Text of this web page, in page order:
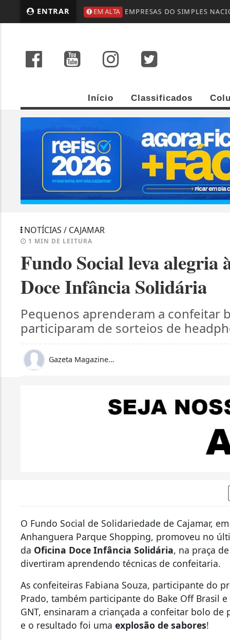
ENTRAR EM ALTA EMPRESAS DO SIMPLES
Início Classificados
NOTÍCIAS / CAJAMAR
1 MIN DE LEITURA
Fundo Social leva alegria
Doce Infância Solidária
Pequenos aprenderam a confeitar
participaram de sorteios de
Gazeta Magazine...
O Fundo Social de Solidariedade de Cajamar,
Anhanguera Parque Shopping, promoveu no
da Oficina Doce Infância Solidária, na praça
divertiram aprendendo técnicas de confeitaria.
As confeiteiras Fabiana Souza, participante do
Prado, também participante do Bake Off Brasil
GNT, ensinaram a criançada a confeitar bolo
e o resultado foi umaexplosão de sabores!